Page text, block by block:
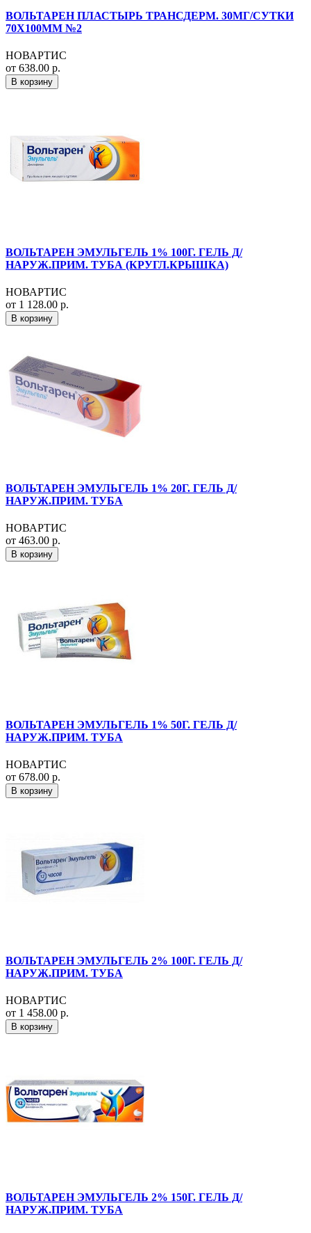
ВОЛЬТАРЕН ПЛАСТЫРЬ ТРАНСДЕРМ. 30МГ/СУТКИ
70Х100ММ №2
НОВАРТИС
от 638.00 р.
В корзину
ВОЛЬТАРЕН ЭМУЛЬГЕЛЬ 1% 100Г. ГЕЛЬ Д/
НАРУЖ.ПРИМ. ТУБА (КРУГЛ.КРЫШКА)
НОВАРТИС
от 1 128.00 р.
В корзину
ВОЛЬТАРЕН ЭМУЛЬГЕЛЬ 1% 20Г. ГЕЛЬ Д/
НАРУЖ.ПРИМ. ТУБА
НОВАРТИС
от 463.00 р.
В корзину
ВОЛЬТАРЕН ЭМУЛЬГЕЛЬ 1% 50Г. ГЕЛЬ Д/
НАРУЖ.ПРИМ. ТУБА
НОВАРТИС
от 678.00 р.
В корзину
ВОЛЬТАРЕН ЭМУЛЬГЕЛЬ 2% 100Г. ГЕЛЬ Д/
НАРУЖ.ПРИМ. ТУБА
НОВАРТИС
от 1 458.00 р.
В корзину
ВОЛЬТАРЕН ЭМУЛЬГЕЛЬ 2% 150Г. ГЕЛЬ Д/
НАРУЖ.ПРИМ. ТУБА